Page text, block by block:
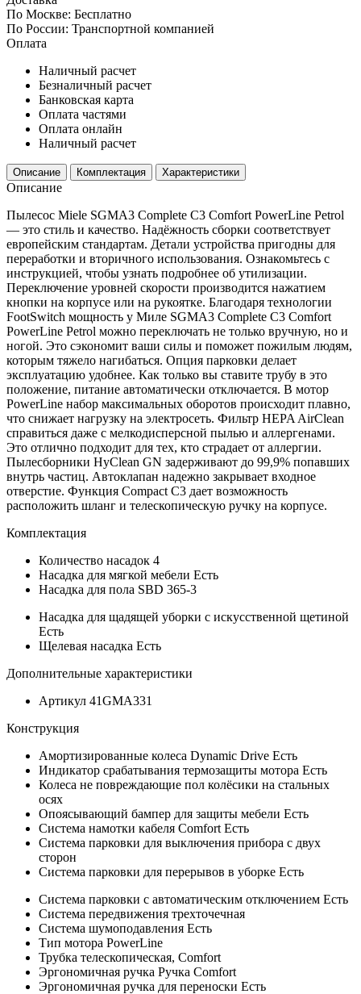
По Москве: Бесплатно
По России: Транспортной компанией
Оплата
Наличный расчет
Безналичный расчет
Банковская карта
Оплата частями
Оплата онлайн
Наличный расчет
Описание Комплектация Характеристики
Описание
Пылесос Miele SGMA3 Complete C3 Comfort PowerLine Petrol
— это стиль и качество. Надёжность сборки соответствует
европейским стандартам. Детали устройства пригодны для
переработки и вторичного использования. Ознакомьтесь с
инструкцией, чтобы узнать подробнее об утилизации.
Переключение уровней скорости производится нажатием
кнопки на корпусе или на рукоятке. Благодаря технологии
FootSwitch мощность у Миле SGMA3 Complete C3 Comfort
PowerLine Petrol можно переключать не только вручную, но и
ногой. Это сэкономит ваши силы и поможет пожилым людям,
которым тяжело нагибаться. Опция парковки делает
эксплуатацию удобнее. Как только вы ставите трубу в это
положение, питание автоматически отключается. В мотор
PowerLine набор максимальных оборотов происходит плавно,
что снижает нагрузку на электросеть. Фильтр HEPA AirClean
справиться даже с мелкодисперсной пылью и аллергенами.
Это отлично подходит для тех, кто страдает от аллергии.
Пылесборники HyClean GN задерживают до 99,9% попавших
внутрь частиц. Автоклапан надежно закрывает входное
отверстие. Функция Compact С3 дает возможность
расположить шланг и телескопическую ручку на корпусе.
Комплектация
Количество насадок 4
Насадка для мягкой мебели Есть
Насадка для пола SBD 365-3
Насадка для щадящей уборки с искусственной щетиной
Есть
Щелевая насадка Есть
Дополнительные характеристики
Артикул 41GMA331
Конструкция
Амортизированные колеса Dynamic Drive Есть
Индикатор срабатывания термозащиты мотора Есть
Колеса не повреждающие пол колёсики на стальных
осях
Опоясывающий бампер для защиты мебели Есть
Система намотки кабеля Comfort Есть
Система парковки для выключения прибора с двух
сторон
Система парковки для перерывов в уборке Есть
Система парковки с автоматическим отключением Есть
Система передвижения трехточечная
Система шумоподавления Есть
Тип мотора PowerLine
Трубка телескопическая, Comfort
Эргономичная ручка Ручка Comfort
Эргономичная ручка для переноски Есть